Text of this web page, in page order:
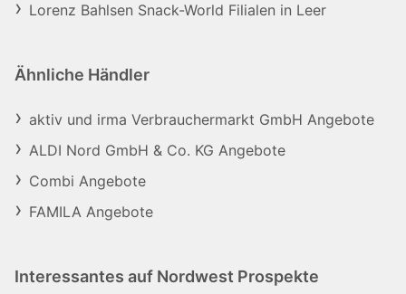
Lorenz Bahlsen Snack-World Filialen in Leer
Ähnliche Händler
aktiv und irma Verbrauchermarkt GmbH Angebote
ALDI Nord GmbH & Co. KG Angebote
Combi Angebote
FAMILA Angebote
Interessantes auf Nordwest Prospekte